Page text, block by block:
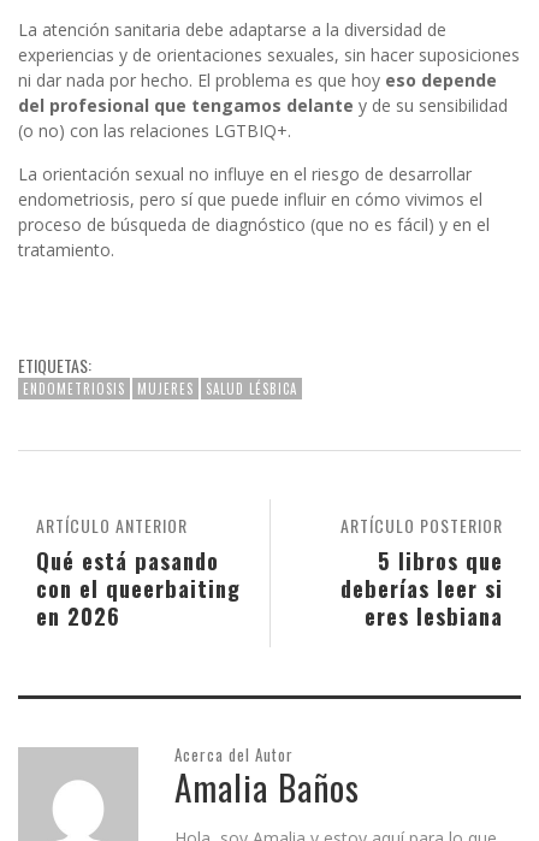
La atención sanitaria debe adaptarse a la diversidad de
experiencias y de orientaciones sexuales, sin hacer suposiciones
ni dar nada por hecho. El problema es que hoy eso depende
del profesional que tengamos delante y de su sensibilidad
(o no) con las relaciones LGTBIQ+.
La orientación sexual no influye en el riesgo de desarrollar
endometriosis, pero sí que puede influir en cómo vivimos el
proceso de búsqueda de diagnóstico (que no es fácil) y en el
tratamiento.
ETIQUETAS:
ENDOMETRIOSIS MUJERES SALUD LÉSBICA
ARTÍCULO POSTERIOR
5 libros que
deberías leer si
eres lesbiana
ARTÍCULO ANTERIOR
Qué está pasando
con el queerbaiting
en 2026
Acerca del Autor
Amalia Baños